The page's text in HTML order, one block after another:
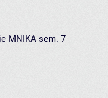
MNIKA sem. 7